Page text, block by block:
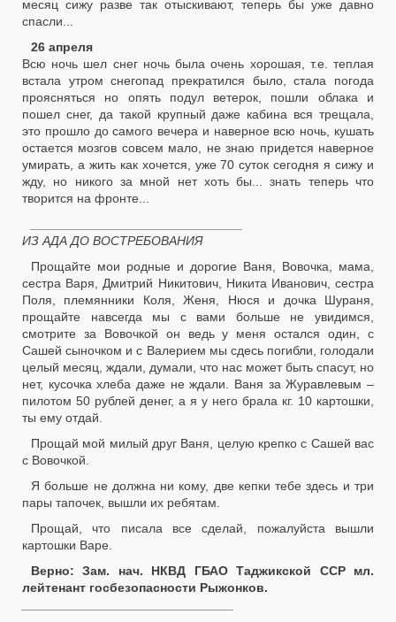
месяц сижу разве так отыскивают, теперь бы уже давно
спасли...
26 апреля
Всю ночь шел снег ночь была очень хорошая, т.е. теплая
встала утром снегопад прекратился было, стала погода
проясняться но опять подул ветерок, пошли облака и
пошел снег, да такой крупный даже кабина вся трещала,
это прошло до самого вечера и наверное всю ночь, кушать
остается мозгов совсем мало, не знаю придется наверное
умирать, а жить как хочется, уже 70 суток сегодня я сижу и
жду, но никого за мной нет хоть бы... знать теперь что
творится на фронте...
ИЗ АДА ДО ВОСТРЕБОВАНИЯ
Прощайте мои родные и дорогие Ваня, Вовочка, мама,
сестра Варя, Дмитрий Никитович, Никита Иванович, сестра
Поля, племянники Коля, Женя, Нюся и дочка Шураня,
прощайте навсегда мы с вами больше не увидимся,
смотрите за Вовочкой он ведь у меня остался один, с
Сашей сыночком и с Валерием мы сдесь погибли, голодали
целый месяц, ждали, думали, что нас может быть спасут, но
нет, кусочка хлеба даже не ждали. Ваня за Журавлевым –
пилотом 50 рублей денег, а я у него брала кг. 10 картошки,
ты ему отдай.
Прощай мой милый друг Ваня, целую крепко с Сашей вас
с Вовочкой.
Я больше не должна ни кому, две кепки тебе здесь и три
пары тапочек, вышли их ребятам.
Прощай, что писала все сделай, пожалуйста вышли
картошки Варе.
Верно: Зам. нач. НКВД ГБАО Таджикской ССР мл.
лейтенант госбезопасности Рыжонков.